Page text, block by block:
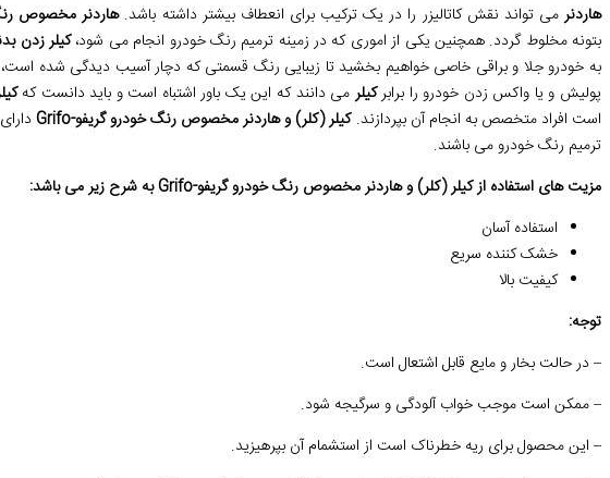
هاردنرمی تواند نقش کاتالیزر را در یک ترکیب برای انعطاف بیشتر داشته باشد.هاردنر مخصوص
بتونه مخلوط گردد. همچنین یکی از اموری که در زمینه ترمیم رنگ خودرو انجام می شود،کیلر زدن
به خودرو جلا و براقی خاصی خواهیم بخشید تا زیبایی رنگ قسمتی که دچار آسیب دیدگی شده است،
پولیش و یا واکس زدن خودرو را برابرکیلر می دانند که این یک باور اشتباه است و باید دانست که
است افراد متخصص به انجام آن بپردازند.کیلر (کلر) و هاردنر مخصوص رنگ خودرو گریفو-Grifo
ترمیم رنگ خودرو می باشند.
مزیت های استفاده از کیلر (کلر) و هاردنر مخصوص رنگ خودرو گریفو-Grifo به شرح زیر می باشد:
استفاده آسان
خشک کننده سریع
کیفیت بالا
توجه:
– در حالت بخار و مایع قابل اشتعال است.
– ممکن است موجب خواب آلودگی و سرگیجه شود.
– این محصول برای ریه خطرناک است از استشمام آن بپرهیزید.